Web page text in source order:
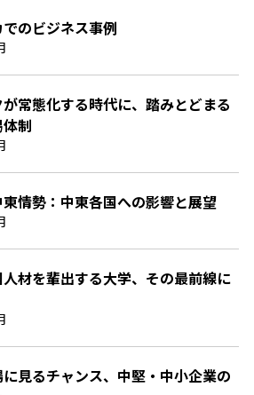
のビジネス事例
常態化する時代に、踏みとどまる
制
情勢：中東各国への影響と展望
材を輩出する大学、その最前線に
見るチャンス、中堅・中小企業の